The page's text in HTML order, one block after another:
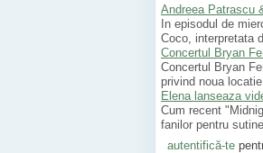
Andreea Patrascu
In episodul de
Coco, interpretata
Concertul Bryan
Concertul Bryan
privind noua
Elena lanseaza
Cum recent
fanilor pentru
autentifică-te